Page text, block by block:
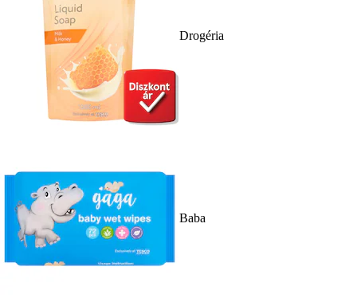
Drogéria
Baba